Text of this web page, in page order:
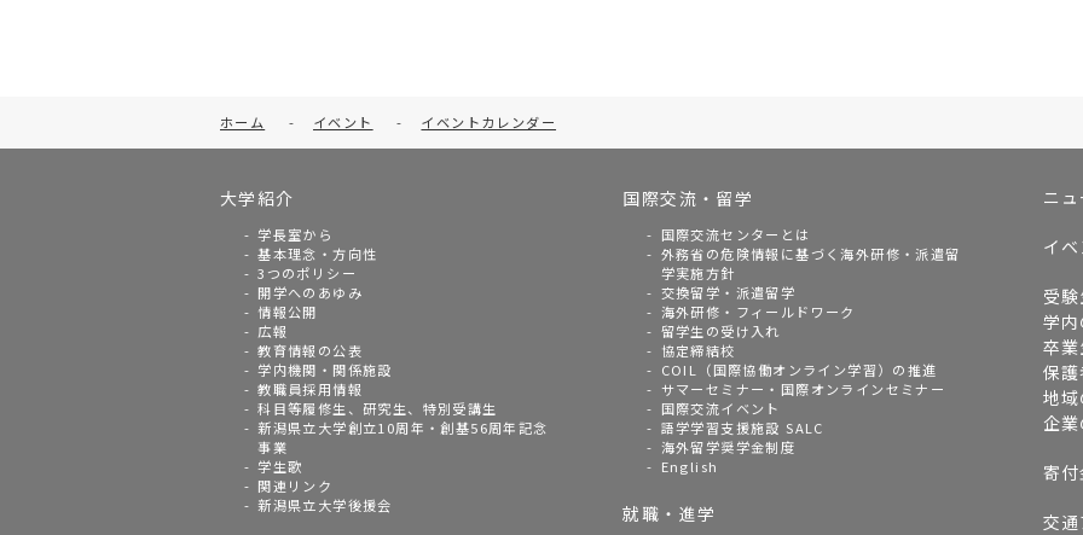
ホーム - イベント - イベントカレンダー
大学紹介
学長室から
基本理念・方向性
3つのポリシー
開学へのあゆみ
情報公開
広報
教育情報の公表
学内機関・関係施設
教職員採用情報
科目等履修生、研究生、特別受講生
新潟県立大学創立10周年・創基56周年記念
事業
学生歌
関連リンク
新潟県立大学後援会
国際交流・留学
国際交流センターとは
外務省の危険情報に基づく海外研修・派遣留
学実施方針
交換留学・派遣留学
海外研修・フィールドワーク
留学生の受け入れ
協定締結校
COIL（国際協働オンライン学習）の推進
サマーセミナー・国際オンラインセミナー
国際交流イベント
語学学習支援施設 SALC
海外留学奨学金制度
English
就職・進学
ニ
イ
受
学
卒
保
地
企
寄
交